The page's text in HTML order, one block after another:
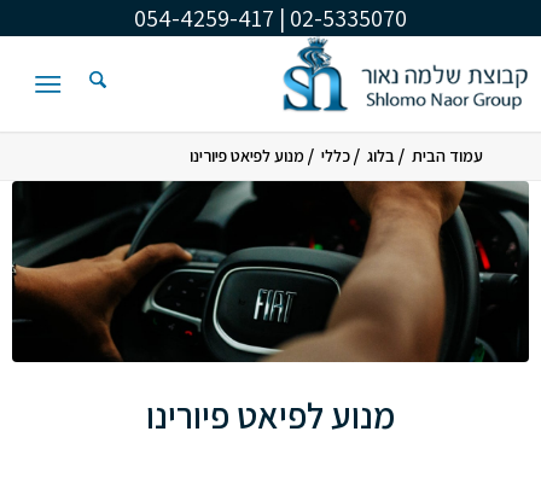
02-5335070 | 054-4259-417
עמוד הבית /בלוג /כללי /מנוע לפיאט פיורינו
מנוע לפיאט פיורינו
הגיב:
הגיב:
הגיב:
הגיב:
הגיב:
הגיב:
הגיב:
הגיב:
הגיב:
הגיב:
הגיב:
הגיב:
הגיב:
הגיב:
הגיב:
הגיב:
הגיב:
הגיב:
הגיב:
הגיב: